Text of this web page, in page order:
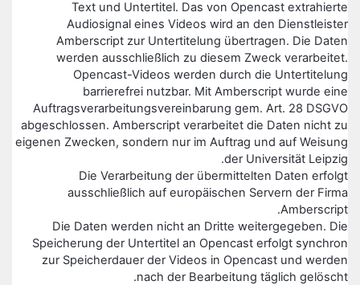
Text und Untertitel. Das von Opencast extrahierte
Audiosignal eines Videos wird an den Dienstleister
Amberscript zur Untertitelung übertragen. Die Daten
werden ausschließlich zu diesem Zweck verarbeitet.
Opencast-Videos werden durch die Untertitelung
barrierefrei nutzbar. Mit Amberscript wurde eine
Auftragsverarbeitungsvereinbarung gem. Art. 28 DSGVO
abgeschlossen. Amberscript verarbeitet die Daten nicht zu
eigenen Zwecken, sondern nur im Auftrag und auf Weisung
der Universität Leipzig.
Die Verarbeitung der übermittelten Daten erfolgt
ausschließlich auf europäischen Servern der Firma
Amberscript.
Die Daten werden nicht an Dritte weitergegeben. Die
Speicherung der Untertitel an Opencast erfolgt synchron
zur Speicherdauer der Videos in Opencast und werden
nach der Bearbeitung täglich gelöscht.